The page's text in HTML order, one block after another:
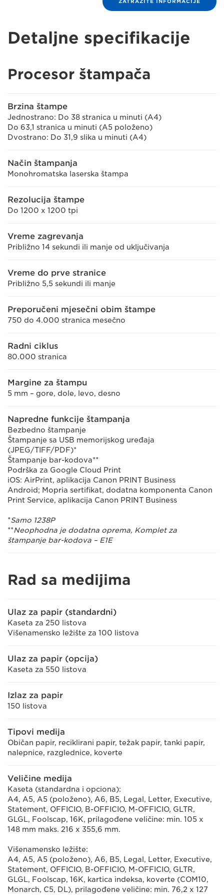
Detaljne specifikacije
Procesor štampača
Brzina štampe
Jednostrano: Do 38 stranica u minuti (A4)
Do 63,1 stranica u minuti (A5 položeno)
Dvostrano: Do 31,9 slika u minuti (A4)
Način štampanja
Monohromatska laserska štampa
Rezolucija štampe
Do 1200 x 1200 tpi
Vreme zagrevanja
Približno 14 sekundi ili manje od uključivanja
Vreme do prve stranice
Približno 5,5 sekundi ili manje
Preporučeni mjesečni obim štampe
750 do 4.000 stranica mesečno
Radni ciklus
80.000 stranica
Margine za štampu
5 mm – gore, dole, levo, desno
Napredne funkcije štampanja
Bezbedno štampanje
Štampanje sa USB memorijskog uređaja
(JPEG/TIFF/PDF)*
Štampanje bar-kodova**
Podrška za Google Cloud Print
iOS: AirPrint, aplikacija Canon PRINT Business
Android; Mopria sertifikat, dodatna komponenta Canon
Print Service, aplikacija Canon PRINT Business
*Samo 1238P
**Neophodna je dodatna oprema, Komplet za
štampanje bar-kodova – E1E
Rad sa medijima
Ulaz za papir (standardni)
Kaseta za 250 listova
Višenamensko ležište za 100 listova
Ulaz za papir (opcija)
Kaseta za 550 listova
Izlaz za papir
150 listova
Tipovi medija
Običan papir, reciklirani papir, težak papir, tanki papir,
nalepnice, razglednice, koverte
Veličine medija
Kaseta (standardna i opciona):
A4, A5, A5 (položeno), A6, B5, Legal, Letter, Executive,
Statement, OFFICIO, B-OFFICIO, M-OFFICIO, GLTR,
GLGL, Foolscap, 16K, prilagođene veličine: min. 105 x
148 mm maks. 216 x 355,6 mm.
Višenamensko ležište:
A4, A5, A5 (položeno), A6, B5, Legal, Letter, Executive,
Statement, OFFICIO, B-OFFICIO, M-OFFICIO, GLTR,
GLGL, Foolscap, 16K, kartica indeksa, koverte (COM10,
Monarch, C5, DL), prilagođene veličine: min. 76,2 x 127